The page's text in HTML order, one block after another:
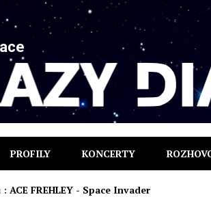
PROFILY KONCERTY
: ACE FREHLEY - Space Invader